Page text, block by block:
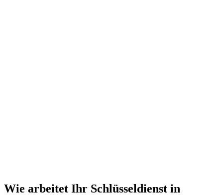
Wie arbeitet Ihr Schlüsseldienst in